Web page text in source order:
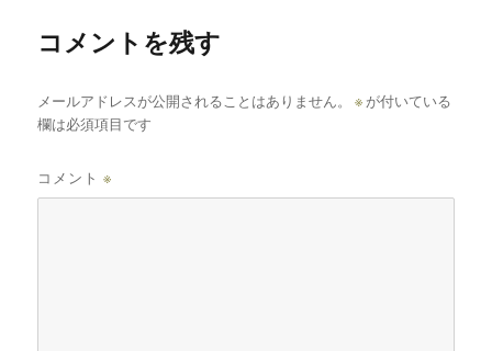
コメントを残す
メールアドレスが公開されることはありません。 ※ が付いている
欄は必須項目です
コメント※